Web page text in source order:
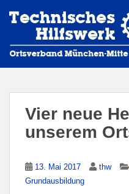
Vier neue
unserem
13. Mai 2017 thw
Grundausbildung